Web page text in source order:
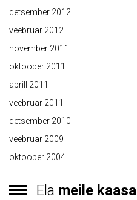
detsember 2012
veebruar 2012
november 2011
oktoober 2011
aprill 2011
veebruar 2011
detsember 2010
veebruar 2009
oktoober 2004
Ela meile kaasa